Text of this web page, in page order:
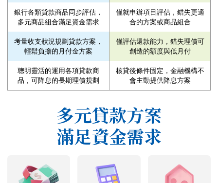
銀行各類貸款商品同步評估，
多元商品組合滿足資金需求
僅就申辦項目評估，錯失更適
合的方案或商品組合
考量收支狀況規劃貸款方案，
輕鬆負擔的月付金方案
僅評估還款能力，錯失理債可
創造的額度與低月付
聰明靈活的運用各項貸款商
品，可降息的長期理債規劃
核貸後條件固定，金融機構不
會主動提供降息方案
多元貸款方案
滿足資金需求